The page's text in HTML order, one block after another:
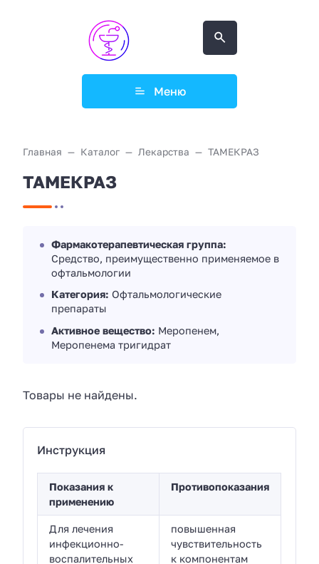
Меню
Главная Каталог Лекарства ТАМЕКРАЗ
ТАМЕКРАЗ
Фармакотерапевтическая группа:
Средство, преимущественно применяемое в
офтальмологии
Категория: Офтальмологические
препараты
Активное вещество: Меропенем,
Меропенема тригидрат
Товары не найдены.
Инструкция
Показания к
применению
Противопоказания
Для лечения
инфекционно-
воспалительных
повышенная
чувствительность
к компонентам